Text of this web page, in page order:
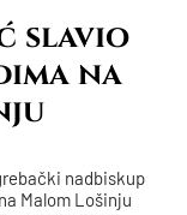
slavio
na
nadbiskup
Malom Lošinju